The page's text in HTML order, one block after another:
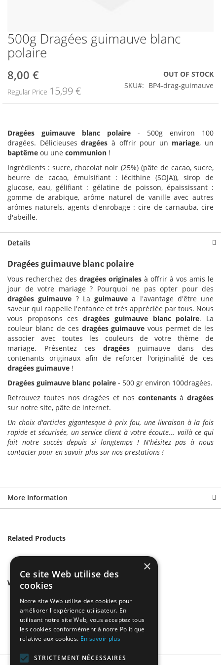
Skip
to
the
of
images
gallery
500g Dragées guimauve blanc
polaire
Special
Price
8,00 €
Regular Price 15,99 €
OUT OF STOCK
SKU
BP4-drag-guimauve
Dragées guimauve blanc polaire - 500g environ 100
dragées. Délicieusesdragées à offrir pour un mariage, un
baptême ou une communion !
Ingrédients : sucre, chocolat noir (25%) (pâte de cacao, sucre,
beurre de cacao, émulsifiant : lécithine (SOJA)), sirop de
glucose, eau, gélifiant : gélatine de poisson, épaississant :
gomme de arabique, arôme naturel de vanille avec autres
arômes naturels, agents d'enrobage : cire de carnauba, cire
d'abeille.
Details
Dragées guimauve blanc polaire
Vous recherchez des dragées originales à offrir à vos amis le
jour de votre mariage ? Pourquoi ne pas opter pour des
dragées guimauve ? La guimauve a l'avantage d'être une
saveur qui rappelle l'enfance et très appréciée par tous. Nous
vous proposons cesdragées guimauve blanc polaire. La
couleur blanc de ces dragées guimauve vous permet de les
associer avec toutes les couleurs de votre thème de
mariage. Présentez ces dragées guimauve dans des
contenants originaux afin de reforcer l'originalité de ces
dragées guimauve !
Dragées guimauve blanc polaire - 500 gr environ 100dragées.
Retrouvez toutes nos dragées et nos contenantsà dragées
sur notre site, pâte de internet.
Un choix d'articles gigantesque à prix fou, une livraison à la fois
rapide et sécurisée, un service client à votre écoute... voilà ce qui
fait notre succès depuis si longtemps ! N'hésitez pas à nous
contacter pour en savoir plus sur nos prestations !
More Information
Related Products
We found other products you might like!
×
Ce site Web utilise des
cookies
Notre site Web utilise des cookies pour
améliorer l'expérience utilisateur. En
utilisant notre site Web, vous acceptez tous
les cookies conformément à notre Politique
relative aux cookies. En savoir plus
STRICTEMENT NÉCESSAIRES